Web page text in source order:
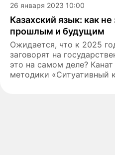
26 января 2023 10:00
Казахский язык: как
прошлым и будущим
Ожидается, что к 2025
заговорят на
это на самом деле?
методики «Ситуативный